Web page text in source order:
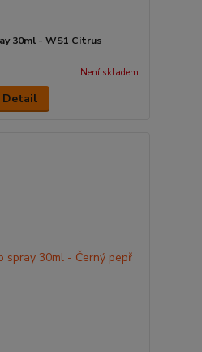
30ml - WS1 Citrus
Není skladem
Detail